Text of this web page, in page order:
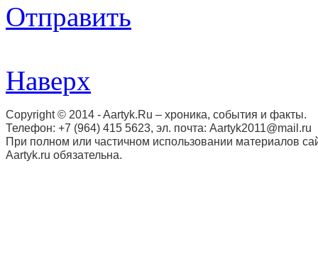
Отправить
Наверх
Copyright © 2014 - Aartyk.Ru – хроника, события и факты.
Телефон: +7 (964) 415 5623, эл. почта: Aartyk2011@mail.ru
При полном или частичном использовании материалов
Aartyk.ru oбязательна.